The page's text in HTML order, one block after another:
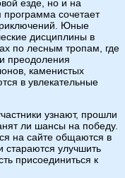
езде, но и на
сочетает
Юные
дисциплины в
по лесным тропам, где
преодоления
каменистых
в увлекательные
узнают, прошли
ли шансы на победу.
на сайте общаются в
улучшить
присоединиться к